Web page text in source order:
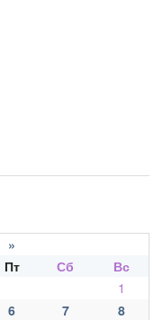
»
Пт Сб
Вс
1
6 7
8